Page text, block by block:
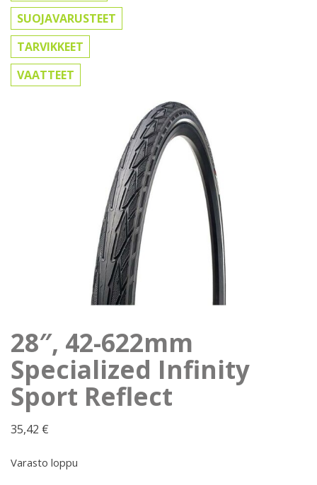
SUOJAVARUSTEET
TARVIKKEET
VAATTEET
28″, 42-622mm
Specialized Infinity
Sport Reflect
35,42 €
Varasto loppu